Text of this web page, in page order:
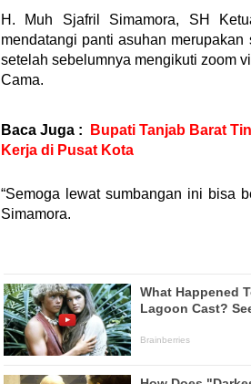
H. Muh Sjafril Simamora, SH
mendatangi panti asuhan
setelah sebelumnya mengikuti zoom
Cama.
Baca Juga :
Bupati Tanjab Barat
Kerja di Pusat Kota
“Semoga lewat sumbangan ini bisa
Simamora.